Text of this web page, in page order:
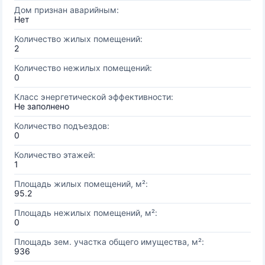
Дом признан аварийным:
Нет
Количество жилых помещений:
2
Количество нежилых помещений:
0
Класс энергетической эффективности:
Не заполнено
Количество подъездов:
0
Количество этажей:
1
Площадь жилых помещений, м²:
95.2
Площадь нежилых помещений, м²:
0
Площадь зем. участка общего имущества, м²:
936